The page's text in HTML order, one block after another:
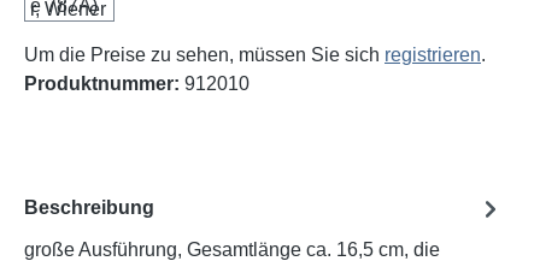
Um die Preise zu sehen, müssen Sie sich registrieren.
Produktnummer: 912010
Beschreibung
große Ausführung, Gesamtlänge ca. 16,5 cm, die